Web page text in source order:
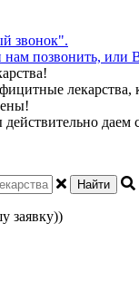
звонок".
позвонить, или
Найти
заявку))